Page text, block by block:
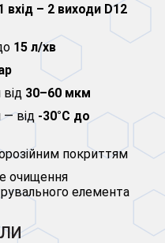
вхід – 2 виходи D12
15 л/хв
30–60 мкм
— від -30°C до
покриттям
очищення
елемента